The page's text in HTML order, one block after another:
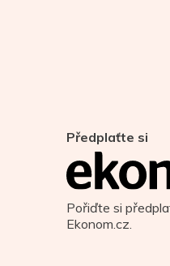
Předplaťte si
Pořiďte si
Ekonom.cz.